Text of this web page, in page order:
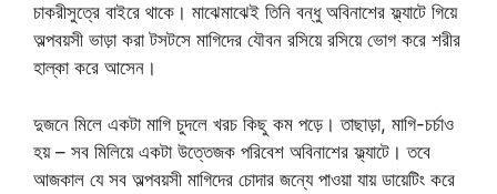
চাকরীসুত্রে বাইরে থাকে। মাঝেমাঝেই তিনি বন্ধু অবিনাশের ফ্ল্যাটে গিয়ে
অল্পবয়সী ভাড়া করা টসটসে মাগিদের যৌবন রসিয়ে রসিয়ে ভোগ করে শরীর
হাল্কা করে আসেন।
দুজনে মিলে একটা মাগি চুদলে খরচ কিছু কম পড়ে। তাছাড়া, মাগি-চর্চাও
হয় – সব মিলিয়ে একটা উত্তেজক পরিবেশ অবিনাশের ফ্ল্যাটে। তবে
আজকাল যে সব অল্পবয়সী মাগিদের চোদার জন্যে পাওয়া যায় ডায়েটিং করে